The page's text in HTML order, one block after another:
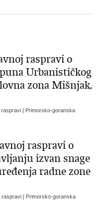
raspravi o
Urbanističkog
zona Mišnjak,
| Primorsko-goranska
raspravi o
izvan snage
radne zone
raspravi | Primorsko-goranska